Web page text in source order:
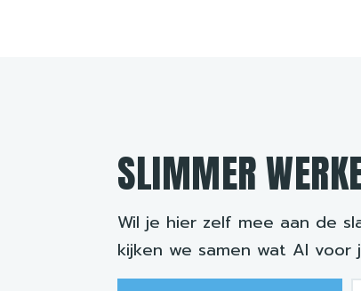
SLIMMER
Wil je hier zelf mee aan de
kijken we samen wat AI